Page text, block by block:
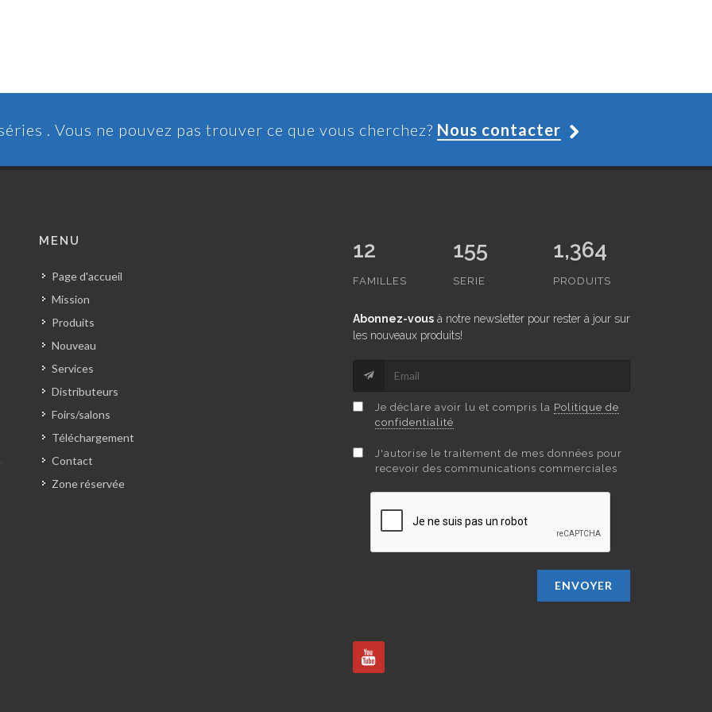
. Vous ne pouvez pas trouver ce que vous cherchez? Nous contacter
MENU
Page d'accueil
Mission
Produits
Nouveau
Services
Distributeurs
Foirs/salons
Téléchargement
Contact
Zone réservée
12
FAMILLES
155
SERIE
1,364
PRODUITS
Abonnez-vousà notre newsletter pour rester à jour sur
les nouveaux produits!
Je déclare avoir lu et compris la Politique de
confidentialité
J'autorise le traitement de mes données pour
recevoir des communications commerciales
ENVOYER